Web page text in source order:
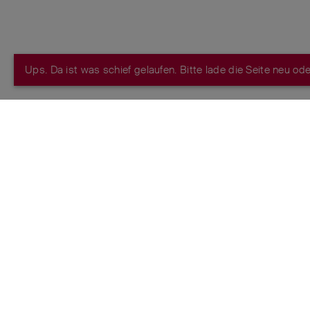
Ups. Da ist was schief gelaufen. Bitte lade die Seite neu